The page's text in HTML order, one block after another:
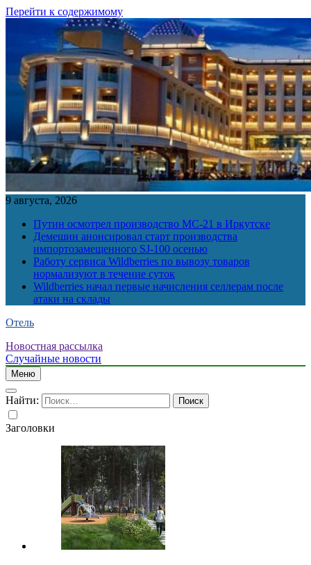
Перейти к содержимому
9 августа, 2026
Путин осмотрел производство МС-21 в Иркутске
Демешин анонсировал старт производства
импортозамещенного SJ-100 осенью
Работу сервиса Wildberries по вывозу товаров
нормализуют в течение суток
Wildberries начал первые начисления селлерам после
атаки на склады
Отель
Новостная рассылка
Случайные новости
Меню
Найти:
Заголовки